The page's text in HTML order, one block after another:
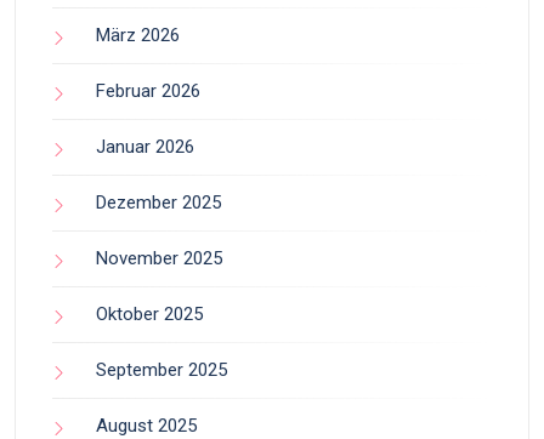
März 2026
Februar 2026
Januar 2026
Dezember 2025
November 2025
Oktober 2025
September 2025
August 2025